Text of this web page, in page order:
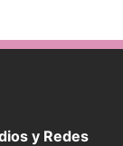
y Redes